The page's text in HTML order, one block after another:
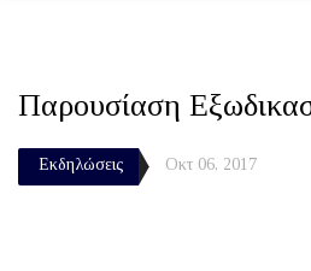
Παρουσίαση
Εκδηλώσεις Οκτ 06, 2017